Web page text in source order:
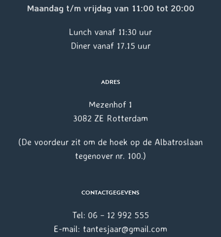
Maandag t/m vrijdag van 11:00 tot 20:00
Lunch vanaf 11:30 uur
Diner vanaf 17.15 uur
ADRES
Mezenhof 1
3082 ZE Rotterdam
(De voordeur zit om de hoek op de Albatroslaan
tegenover nr. 100.)
CONTACTGEGEVENS
Tel: 06 – 12 992 555
E-mail: tantesjaar@gmail.com